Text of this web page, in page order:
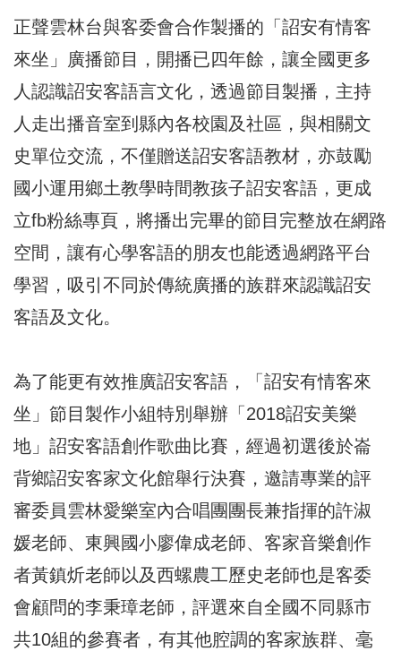
正聲雲林台與客委會合作製播的「詔安有情客
來坐」廣播節目，開播已四年餘，讓全國更多
人認識詔安客語言文化，透過節目製播，主持
人走出播音室到縣內各校園及社區，與相關文
史單位交流，不僅贈送詔安客語教材，亦鼓勵
國小運用鄉土教學時間教孩子詔安客語，更成
立fb粉絲專頁，將播出完畢的節目完整放在網路
空間，讓有心學客語的朋友也能透過網路平台
學習，吸引不同於傳統廣播的族群來認識詔安
客語及文化。
為了能更有效推廣詔安客語，「詔安有情客來
坐」節目製作小組特別舉辦「2018詔安美樂
地」詔安客語創作歌曲比賽，經過初選後於崙
背鄉詔安客家文化館舉行決賽，邀請專業的評
審委員雲林愛樂室內合唱團團長兼指揮的許淑
媛老師、東興國小廖偉成老師、客家音樂創作
者黃鎮炘老師以及西螺農工歷史老師也是客委
會顧問的李秉璋老師，評選來自全國不同縣市
共10組的參賽者，有其他腔調的客家族群、毫